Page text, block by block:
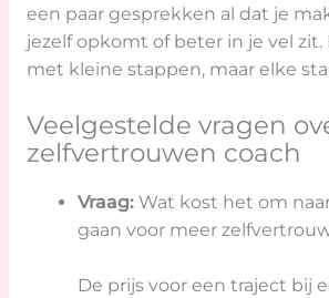
een paar gesprekken al dat je
jezelf opkomt of beter in je vel zit.
met kleine stappen, maar elke
Veelgestelde vragen
zelfvertrouwen coach
Vraag: Wat kost het om
gaan voor meer
De prijs voor een traject bij